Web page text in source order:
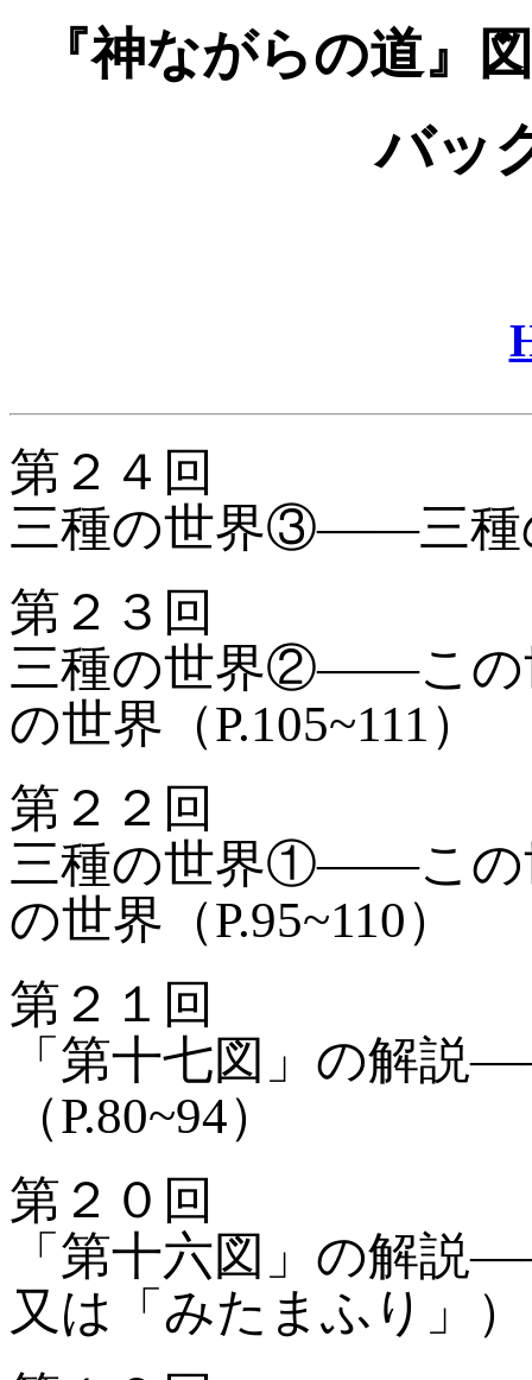
『神ながらの道』
バッ
第２４回
三種の世界③——三種
第２３回
三種の世界②——この
の世界（P.105~111）
第２２回
三種の世界①——この
の世界（P.95~110）
第２１回
「第十七図」の解
（P.80~94）
第２０回
「第十六図」の解説
又は「みたまふり」